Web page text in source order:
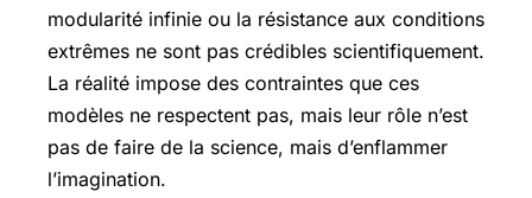
modularité infinie ou la résistance aux conditions
extrêmes ne sont pas crédibles scientifiquement.
La réalité impose des contraintes que ces
modèles ne respectent pas, mais leur rôle n’est
pas de faire de la science, mais d’enflammer
l’imagination.